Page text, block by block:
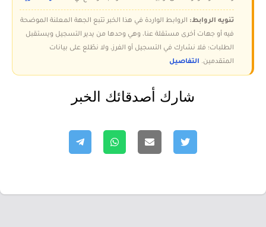
تنويه الروابط: الروابط الواردة في هذا الخبر تتبع الجهة المعلنة الموضحة
فيه أو جهات أخرى مستقلة عنا، وهي وحدها من يدير التسجيل ويستقبل
الطلبات؛ فلا نشارك في التسجيل أو الفرز، ولا نطّلع على بيانات
المتقدمين. التفاصيل
شارك أصدقائك الخبر